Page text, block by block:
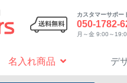
カスタマーサポー
050-1782-
月～金 9:00～
名入れ商品 デ